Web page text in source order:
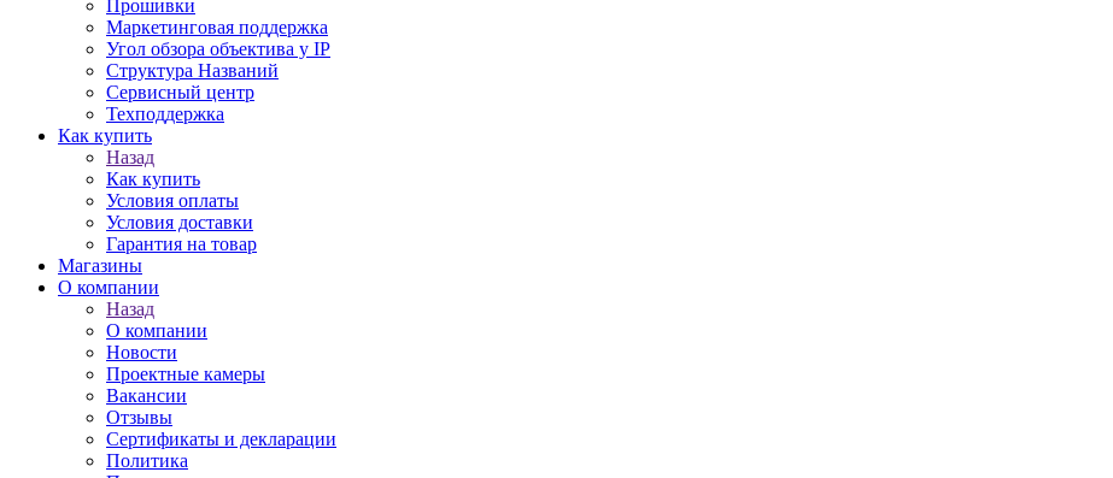
Прошивки
Маркетинговая поддержка
Угол обзора объектива у IP
Структура Названий
Сервисный центр
Техподдержка
Как купить
Назад
Как купить
Условия оплаты
Условия доставки
Гарантия на товар
Магазины
О компании
Назад
О компании
Новости
Проектные камеры
Вакансии
Отзывы
Сертификаты и декларации
Политика